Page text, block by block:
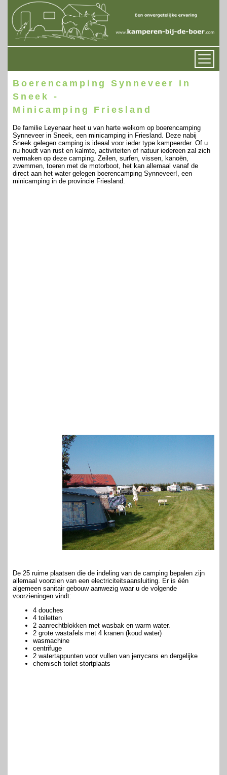
Boerencamping Synneveer in
Sneek -
Minicamping Friesland
De familie Leyenaar heet u van harte welkom op boerencamping
Synneveer in Sneek, een minicamping in Friesland. Deze nabij
Sneek gelegen camping is ideaal voor ieder type kampeerder. Of u
nu houdt van rust en kalmte, activiteiten of natuur iedereen zal zich
vermaken op deze camping. Zeilen, surfen, vissen, kanoën,
zwemmen, toeren met de motorboot, het kan allemaal vanaf de
direct aan het water gelegen boerencamping Synneveer!, een
minicamping in de provincie Friesland.
De 25 ruime plaatsen die de indeling van de camping bepalen zijn
allemaal voorzien van een electriciteitsaansluiting. Er is één
algemeen sanitair gebouw aanwezig waar u de volgende
voorzieningen vindt:
4 douches
4 toiletten
2 aanrechtblokken met wasbak en warm water.
2 grote wastafels met 4 kranen (koud water)
wasmachine
centrifuge
2 watertappunten voor vullen van jerrycans en dergelijke
chemisch toilet stortplaats